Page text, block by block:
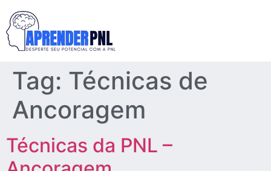
Tag: Técnicas de
Ancoragem
Técnicas da PNL –